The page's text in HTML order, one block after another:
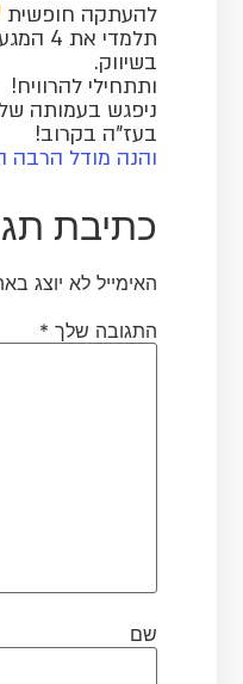
להעתקה חופשית
תלמדי את 4 המגעים
בשיווק.
ותתחילי להרוויח!
ניפגש בעמותה
בעז"ה בקרוב!
והנה מודל הרבה
כתיבת
האימייל לא יוצג
התגובה שלך *
שם